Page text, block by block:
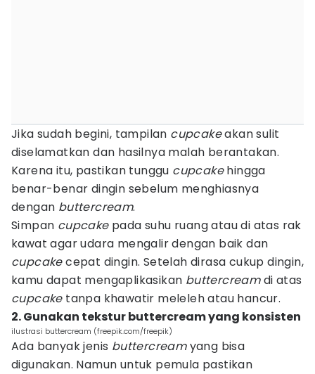
Jika sudah begini, tampilan cupcakeakan sulit
diselamatkan dan hasilnya malah berantakan.
Karena itu, pastikan tunggu cupcakehingga
benar-benar dingin sebelum menghiasnya
dengan buttercream.
Simpan cupcake pada suhu ruang atau di atas rak
kawat agar udara mengalir dengan baik dan
cupcakecepat dingin. Setelah dirasa cukup dingin,
kamu dapat mengaplikasikan buttercreamdi atas
cupcake tanpa khawatir meleleh atau hancur.
2. Gunakan tekstur buttercream yang konsisten
ilustrasi buttercream (freepik.com/freepik)
Ada banyak jenis buttercreamyang bisa
digunakan. Namun untuk pemula pastikan